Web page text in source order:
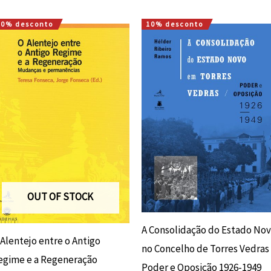
desconto
OUT OF STOCK
entre o Antigo
e a Regeneração
O
preço
original
era:
15,00 €.
O
preço
atual
é:
13,50 €.
10% desconto
A Consolidação do Estado
no Concelho de Torres Vedras
Poder e Oposição 1926-1949
O
preço
15,00 €.
O
preço
é:
13,50 €.